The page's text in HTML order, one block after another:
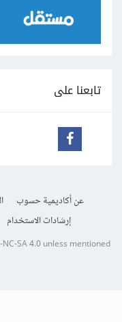
تابعنا على
عن أكاديمية حسوب
إرشادات الاستخدام
NC-SA 4.0unless mentioned